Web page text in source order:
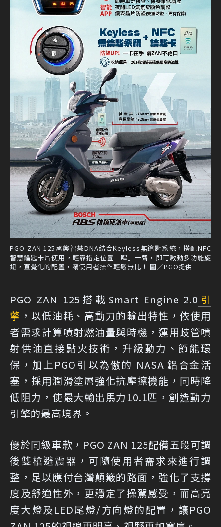
PGO ZAN 125承襲智慧DNA結合Keyless無鑰匙系統，搭配NFC
智慧鑰匙卡片使用，輕靠指定位置「嗶」一聲，即可啟動多功能旋
鈕，直覺化的配置，讓使用者操作輕鬆無比！ 圖／PGO提供
PGO ZAN 125搭載Smart Engine 2.0 引
擎 ，以低油耗、高動力的輸出特性，依使用
者需求計算噴射燃油量與時機，運用歧管噴
射供油直接點火技術，升級動力、節能環
保，加上PGO引以為傲的 NASA 鋁合金活
塞，採用潤滑塗層強化抗摩擦機能，同時降
低阻力，使最大輸出馬力10.1匹，創造動力
引擎的最高境界。
優於同級車款，PGO ZAN 125配備五段可調
後雙槍避震器，可隨使用者需求來進行調
整，足以應付台灣顛簸的路面，強化了支撐
度及舒適性外，更穩定了操駕感受，而高亮
度大燈及LED尾燈/方向燈的配置，讓PGO